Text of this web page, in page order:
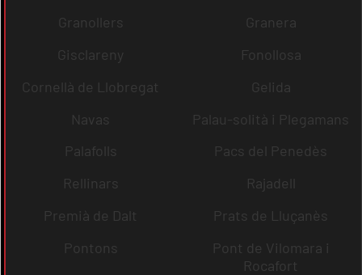
Granollers
Granera
Gisclareny
Fonollosa
Cornellà de Llobregat
Gelida
Navas
Palau-solità i Plegamans
Palafolls
Pacs del Penedès
Rellinars
Rajadell
Premià de Dalt
Prats de Lluçanès
Pontons
Pont de Vilomara i
Rocafort